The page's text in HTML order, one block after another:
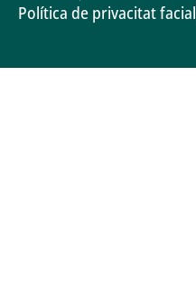
Política de privacitat facial